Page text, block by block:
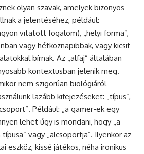
olyan szavak, amelyek bizonyos
a jelentéséhez, például:
vitatott fogalom), „helyi forma”,
vagy hétköznapibbak, vagy kicsit
bírnak. Az „alfaj” általában
kontextusban jelenik meg.
nem szigorúan biológiáról
lazább kifejezéseket: „típus”,
Például: „a gamer-ek egy
lehet úgy is mondani, hogy „a
vagy „alcsoportja”. Ilyenkor az
eszköz, kissé játékos, néha ironikus